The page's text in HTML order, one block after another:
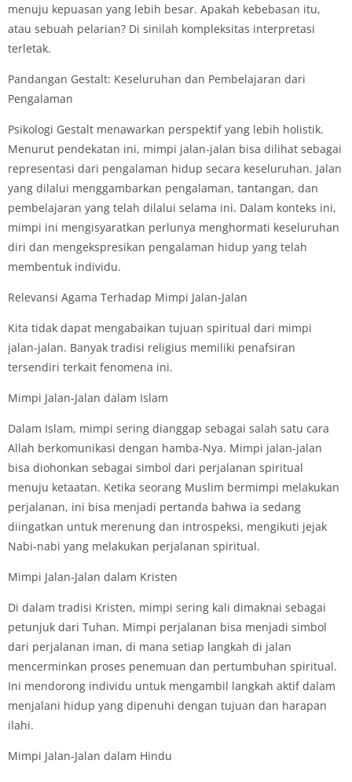
menuju kepuasan yang lebih besar. Apakah kebebasan itu,
atau sebuah pelarian? Di sinilah kompleksitas interpretasi
terletak.
Pandangan Gestalt: Keseluruhan dan Pembelajaran dari
Pengalaman
Psikologi Gestalt menawarkan perspektif yang lebih holistik.
Menurut pendekatan ini, mimpi jalan-jalan bisa dilihat sebagai
representasi dari pengalaman hidup secara keseluruhan. Jalan
yang dilalui menggambarkan pengalaman, tantangan, dan
pembelajaran yang telah dilalui selama ini. Dalam konteks ini,
mimpi ini mengisyaratkan perlunya menghormati keseluruhan
diri dan mengekspresikan pengalaman hidup yang telah
membentuk individu.
Relevansi Agama Terhadap Mimpi Jalan-Jalan
Kita tidak dapat mengabaikan tujuan spiritual dari mimpi
jalan-jalan. Banyak tradisi religius memiliki penafsiran
tersendiri terkait fenomena ini.
Mimpi Jalan-Jalan dalam Islam
Dalam Islam, mimpi sering dianggap sebagai salah satu cara
Allah berkomunikasi dengan hamba-Nya. Mimpi jalan-jalan
bisa diohonkan sebagai simbol dari perjalanan spiritual
menuju ketaatan. Ketika seorang Muslim bermimpi melakukan
perjalanan, ini bisa menjadi pertanda bahwa ia sedang
diingatkan untuk merenung dan introspeksi, mengikuti jejak
Nabi-nabi yang melakukan perjalanan spiritual.
Mimpi Jalan-Jalan dalam Kristen
Di dalam tradisi Kristen, mimpi sering kali dimaknai sebagai
petunjuk dari Tuhan. Mimpi perjalanan bisa menjadi simbol
dari perjalanan iman, di mana setiap langkah di jalan
mencerminkan proses penemuan dan pertumbuhan spiritual.
Ini mendorong individu untuk mengambil langkah aktif dalam
menjalani hidup yang dipenuhi dengan tujuan dan harapan
ilahi.
Mimpi Jalan-Jalan dalam Hindu